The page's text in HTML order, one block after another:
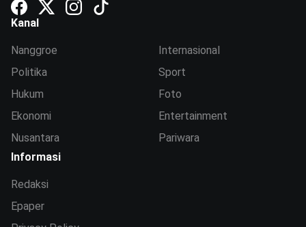
Kanal
Nanggroe
Politika
Hukum
Ekonomi
Nusantara
Internasional
Sport
Foto
Entertainment
Pariwara
Informasi
Redaksi
Epaper